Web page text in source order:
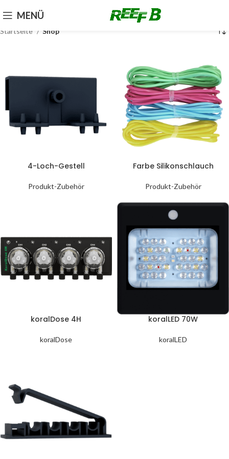
MENÜ
Startseite Shop
4-Loch-Gestell
Produkt-Zubehör
Farbe Silikonschlauch
Produkt-Zubehör
koralDose 4H
koralDose
koralLED 70W
koralLED